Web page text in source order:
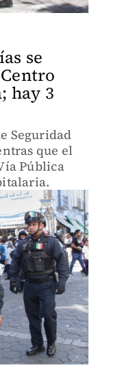
se
hay 3
Seguridad
que el
Pública